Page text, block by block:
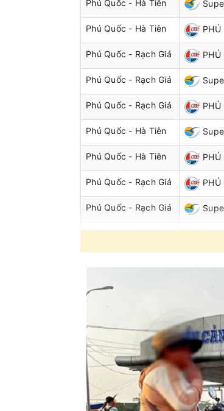
Phú Quốc - Hà Tiên
Phú Quốc - Hà Tiên PHÚ
Phú Quốc - Rạch Giá PHÚ
Phú Quốc - Rạch Giá
Phú Quốc - Rạch Giá PHÚ
Phú Quốc - Hà Tiên
Phú Quốc - Hà Tiên PHÚ
Phú Quốc - Rạch Giá PHÚ
Phú Quốc - Rạch Giá
Phú Quốc - Hà Tiên
Phú Quốc - Rạch Giá
Phú Quốc - Hà Tiên
Phú Quốc - Hà Tiên PHÚ